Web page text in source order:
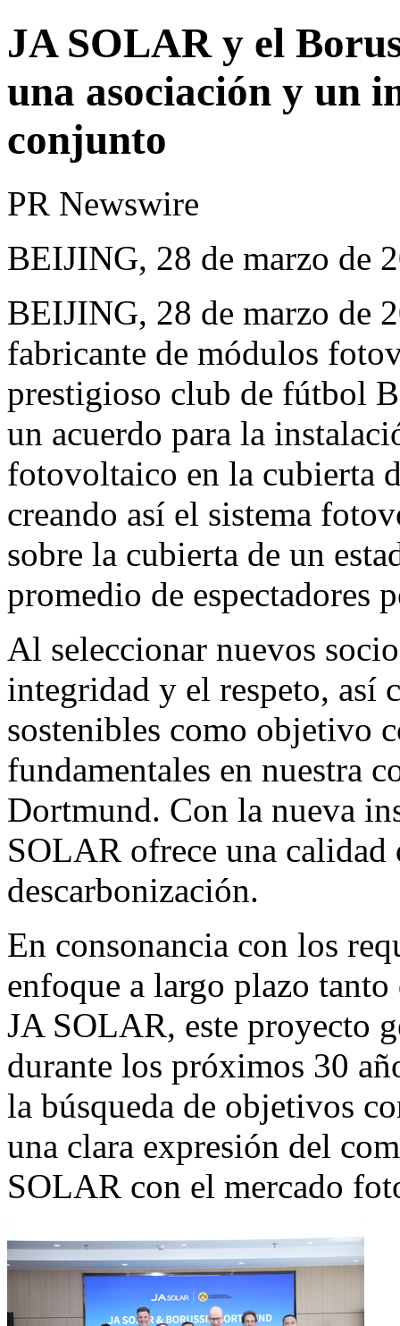
JA SOLAR y el
una asociación y un
conjunto
PR Newswire
BEIJING, 28 de marzo de
BEIJING, 28 de marzo de
fabricante de módulos
prestigioso club de fútbol
un acuerdo para la
fotovoltaico en la cubierta
creando así el sistema
sobre la cubierta de un
promedio de espectadores
Al seleccionar nuevos
integridad y el respeto, así
sostenibles como objetivo
fundamentales en nuestra
Dortmund. Con la nueva
SOLAR ofrece una
descarbonización.
En consonancia con los
enfoque a largo plazo
JA SOLAR, este proyecto
durante los próximos 30
la búsqueda de objetivos
una clara expresión del
SOLAR con el mercado